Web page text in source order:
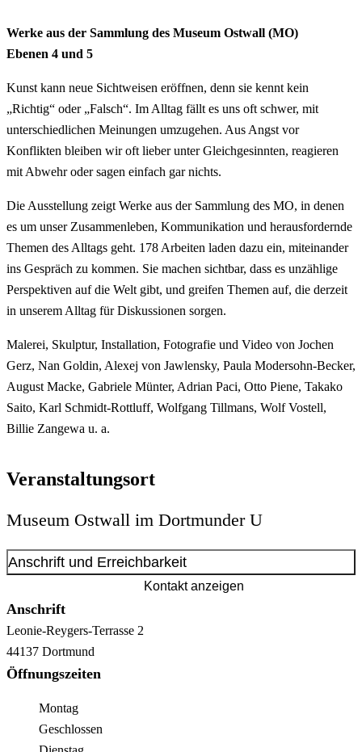
Werke aus der Sammlung des Museum Ostwall (MO)
Ebenen 4 und 5
Kunst kann neue Sichtweisen eröffnen, denn sie kennt kein
„Richtig“ oder „Falsch“. Im Alltag fällt es uns oft schwer, mit
unterschiedlichen Meinungen umzugehen. Aus Angst vor
Konflikten bleiben wir oft lieber unter Gleichgesinnten, reagieren
mit Abwehr oder sagen einfach gar nichts.
Die Ausstellung zeigt Werke aus der Sammlung des MO, in denen
es um unser Zusammenleben, Kommunikation und herausfordernde
Themen des Alltags geht. 178 Arbeiten laden dazu ein, miteinander
ins Gespräch zu kommen. Sie machen sichtbar, dass es unzählige
Perspektiven auf die Welt gibt, und greifen Themen auf, die derzeit
in unserem Alltag für Diskussionen sorgen.
Malerei, Skulptur, Installation, Fotografie und Video von Jochen
Gerz, Nan Goldin, Alexej von Jawlensky, Paula Modersohn-Becker,
August Macke, Gabriele Münter, Adrian Paci, Otto Piene, Takako
Saito, Karl Schmidt-Rottluff, Wolfgang Tillmans, Wolf Vostell,
Billie Zangewa u. a.
Veranstaltungsort
Museum Ostwall im Dortmunder U
Anschrift und Erreichbarkeit
Kontakt anzeigen
Anschrift
Leonie-Reygers-Terrasse 2
44137 Dortmund
Öffnungszeiten
Montag
Geschlossen